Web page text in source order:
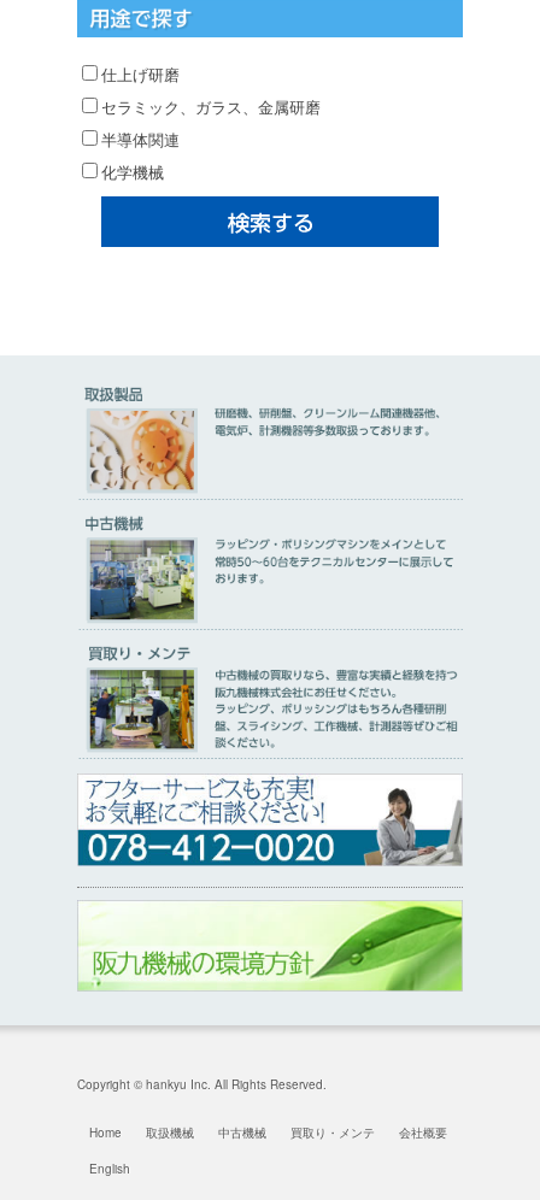
仕上げ研磨
セラミック、ガラス、金属研磨
半導体関連
化学機械
Copyright © hankyu Inc. All Rights Reserved.
Home 取扱機械 中古機械 買取り・メンテ 会社概要
English